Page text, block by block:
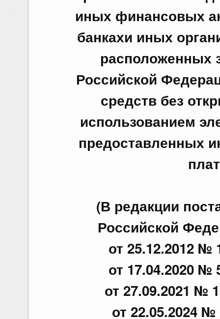
иных финансовых
банкахи иных
расположенных
Российской
средств без
использованием
предоставленных
(В редакции
Российской
от 25.12.2012 №
от 17.04.2020 №
от 27.09.2021 №
от 22.05.2024
Показать еще